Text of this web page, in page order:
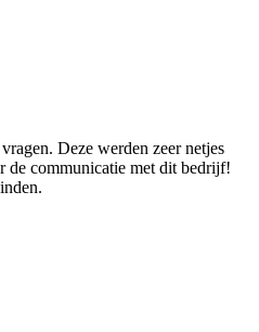
Deze werden zeer netjes
de communicatie met dit bedrijf!